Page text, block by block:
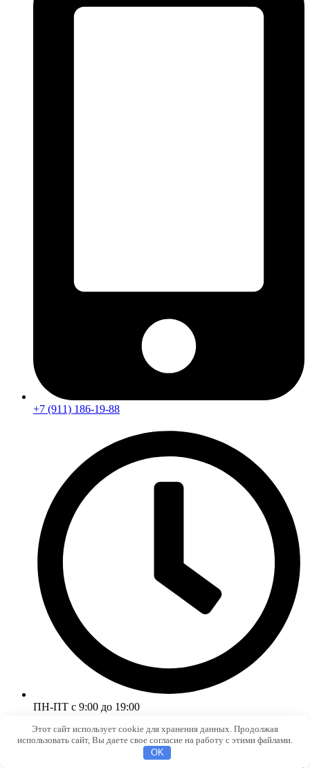
+7 (911) 186-19-88
ПН-ПТ с 9:00 до 19:00
Этот сайт использует cookie для хранения данных. Продолжая
использовать сайт, Вы даете свое согласие на работу с этими файлами.
OK